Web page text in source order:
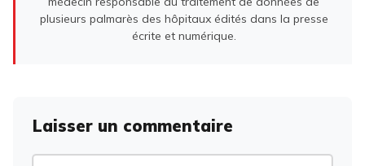
plusieurs palmarès des hôpitaux édités dans la presse
écrite et numérique.
Laisser un commentaire